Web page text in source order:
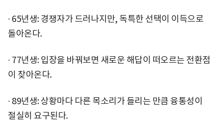
∙ 65년생: 경쟁자가 드러나지만, 독특한 선택이 이득으로
돌아온다.
∙ 77년생: 입장을 바꿔보면 새로운 해답이 떠오르는 전환점
이 찾아온다.
∙ 89년생: 상황마다 다른 목소리가 들리는 만큼 융통성이
절실히 요구된다.